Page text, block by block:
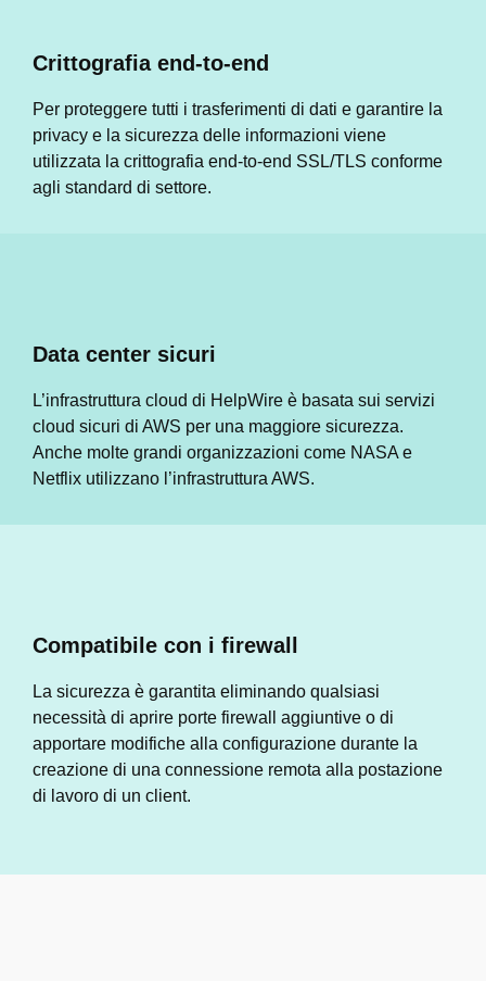
Crittografia end-to-end
Per proteggere tutti i trasferimenti di dati e garantire la
privacy e la sicurezza delle informazioni viene
utilizzata la crittografia end-to-end SSL/TLS conforme
agli standard di settore.
Data center sicuri
L’infrastruttura cloud di HelpWire è basata sui servizi
cloud sicuri di AWS per una maggiore sicurezza.
Anche molte grandi organizzazioni come NASA e
Netflix utilizzano l’infrastruttura AWS.
Compatibile con i firewall
La sicurezza è garantita eliminando qualsiasi
necessità di aprire porte firewall aggiuntive o di
apportare modifiche alla configurazione durante la
creazione di una connessione remota alla postazione
di lavoro di un client.